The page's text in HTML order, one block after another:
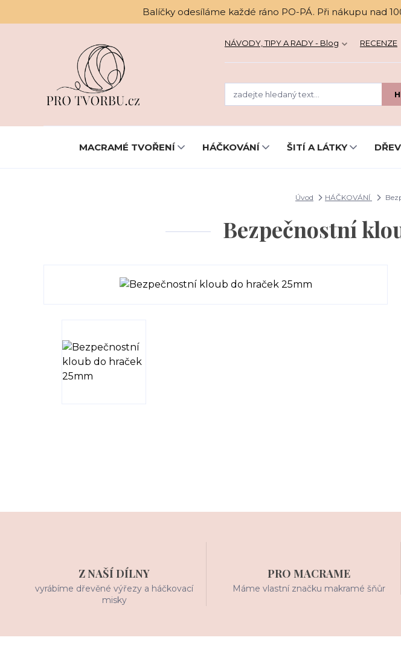
Balíčky odesíláme každé ráno PO-PÁ. Při nákupu nad
NÁVODY, TIPY A RADY - Blog RECENZE
MACRAMÉ TVOŘENÍ HÁČKOVÁNÍ ŠITÍ A LÁTKY
Úvod HÁČKOVÁNÍ
Bezpečnostní
Z NAŠÍ DÍLNY
vyrábíme dřevěné výřezy a háčkovací
misky
PRO MACRAME
Máme vlastní značku makramé šňůr